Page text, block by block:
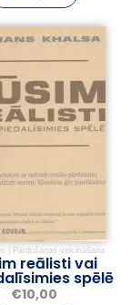
Pārdošanas veicināšana
reālisti vai
spēlē
€10,00